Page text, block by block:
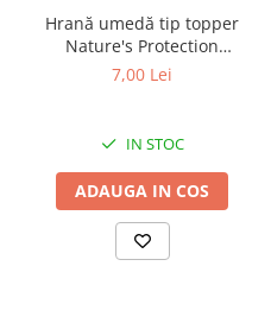
Hrană umedă tip topper
Nature's Protection
Superior Care cu Ton și
eliminarea petelor din jurul
7,00 Lei
IN STOC
ADAUGA IN COS